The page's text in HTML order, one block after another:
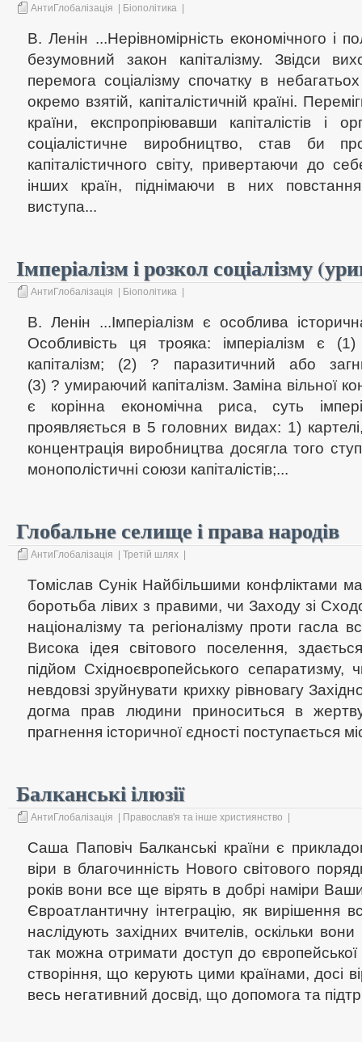
АнтиГлобалізація Біополітика
В. Ленін ...Нерівномірність економічного і
безумовний закон капіталізму. Звідси
перемога соціалізму спочатку в
окремо взятій, капіталістичній країні.
країни, експропріювавши капіталістів і
соціалістичне виробництво, став би
капіталістичного світу, привертаючи до
інших країн, піднімаючи в них повстання
виступа...
Імперіалізм і розкол соціалізму
АнтиГлобалізація Біополітика
В. Ленін ...Імперіалізм є особлива
Особливість ця трояка: імперіалізм є
капіталізм; (2) ? паразитичний або
(3) ? умираючий капіталізм. Заміна вільної
є корінна економічна риса, суть
проявляється в 5 головних видах: 1)
концентрація виробництва досягла того
монополістичні союзи капіталістів;...
Глобальне селище і права народів
АнтиГлобалізація Третій шлях
Томіслав Сунік Найбільшими конфліктами
боротьба лівих з правими, чи Заходу зі
націоналізму та регіоналізму проти гасла
Висока ідея світового поселення,
підйом Східноєвропейського сепаратизму,
невдовзі зруйнувати крихку рівновагу
догма прав людини приноситься в
прагнення історичної єдності поступається
Балканські ілюзії
АнтиГлобалізація Православ'я та інше християнство
Саша Паповіч Балканські країни є
віри в благочинність Нового світового
років вони все ще вірять в добрі наміри
Євроатлантичну інтеграцію, як вирішення
наслідують західних вчителів, оскільки
так можна отримати доступ до
створіння, що керують цими країнами, досі
весь негативний досвід, що допомога та